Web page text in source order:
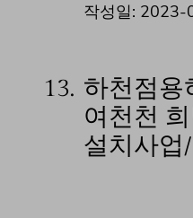
작성일:
13. 하천점용
여천천
설치사업